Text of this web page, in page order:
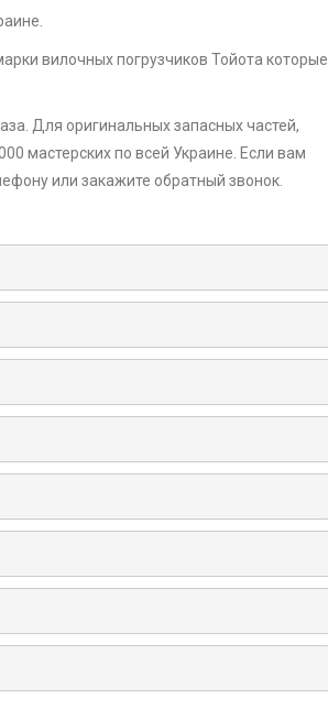
вилочных погрузчиков Тойота которые
Для оригинальных запасных частей,
мастерских по всей Украине. Если вам
или закажите обратный звонок.